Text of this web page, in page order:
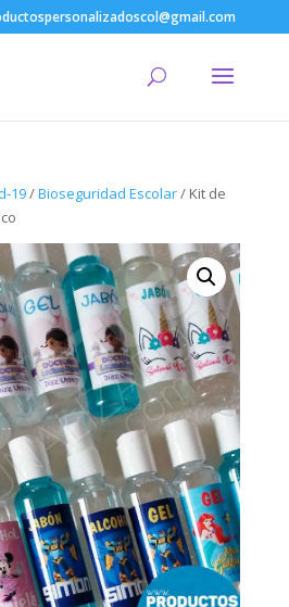
19/Bioseguridad Escolar/ Kit de